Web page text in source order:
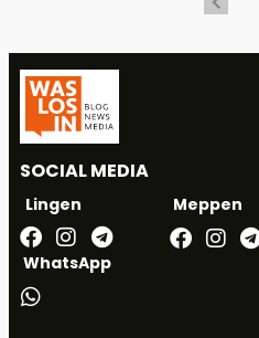
SOCIAL MEDIA
Lingen Meppen
WhatsApp